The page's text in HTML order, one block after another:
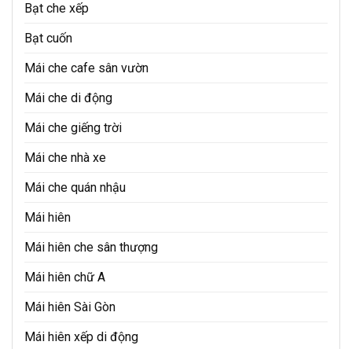
Bạt che xếp
Bạt cuốn
Mái che cafe sân vườn
Mái che di động
Mái che giếng trời
Mái che nhà xe
Mái che quán nhậu
Mái hiên
Mái hiên che sân thượng
Mái hiên chữ A
Mái hiên Sài Gòn
Mái hiên xếp di động